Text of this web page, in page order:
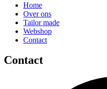
Home
Over ons
Tailor made
Webshop
Contact
Contact